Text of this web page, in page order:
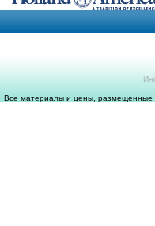
Все материалы и цены, размещенные